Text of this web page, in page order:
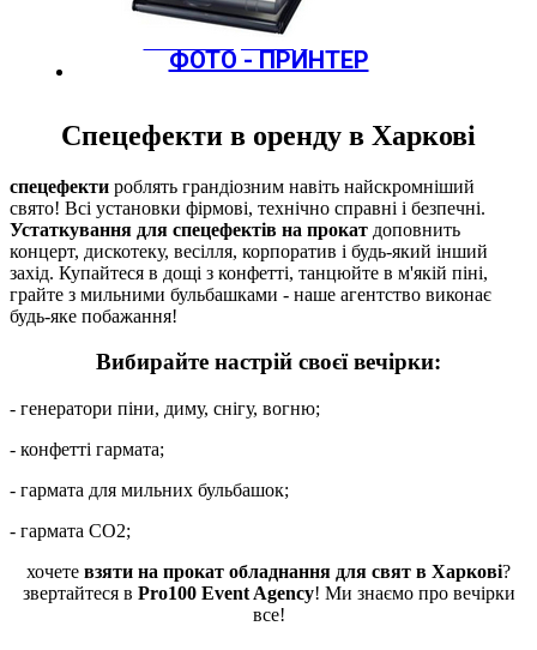
Фото - Принтер
ФОТО - ПРИНТЕР
Спецефекти в оренду в Харкові
спецефекти роблять грандіозним навіть найскромніший
свято! Всі установки фірмові, технічно справні і безпечні.
Устаткування для спецефектів на прокат доповнить
концерт, дискотеку, весілля, корпоратив і будь-який інший
захід. Купайтеся в дощі з конфетті, танцюйте в м'якій піні,
грайте з мильними бульбашками - наше агентство виконає
будь-яке побажання!
Вибирайте настрій своєї вечірки:
- генератори піни, диму, снігу, вогню;
- конфетті гармата;
- гармата для мильних бульбашок;
- гармата СО2;
хочете взяти на прокат обладнання для свят в Харкові?
звертайтеся в Pro100 Event Agency! Ми знаємо про вечірки
все!